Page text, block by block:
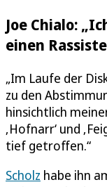
Joe Chialo:
einen
„Im Laufe der
zu den
hinsichtlich
‚Hofnarr‘ und
tief getroffen.“
Scholz habe ihn